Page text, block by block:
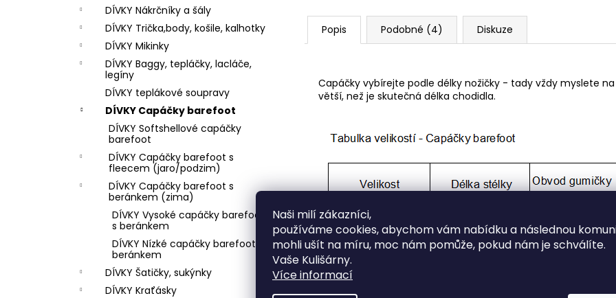
Naši milí zákazníci,
používáme cookies, abychom vám nabídku a následnou
mohli ušít na míru, moc nám pomůže, pokud nám je schválíte.
Vaše Kulišárny.
Více informací
DÍVKY Nákrčníky a šály
DÍVKY Trička,body, košile, kalhotky
DÍVKY Mikinky
DÍVKY Baggy, tepláčky, lacláče,
legíny
DÍVKY teplákové soupravy
DÍVKY Capáčky barefoot
DÍVKY Softshellové capáčky
barefoot
DÍVKY Capáčky barefoot s
fleecem (jaro/podzim)
DÍVKY Capáčky barefoot s
beránkem (zima)
DÍVKY Vysoké capáčky barefoot
s beránkem
DÍVKY Nízké capáčky barefoot s
beránkem
DÍVKY Šatičky, sukýnky
DÍVKY Kraťásky
Popis Podobné (4) Diskuze
Capáčky vybírejte podle délky nožičky - tady vždy myslete
větší, než je skutečná délka chodidla.